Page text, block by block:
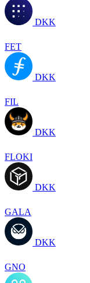
DKK
FET
DKK
FIL
DKK
FLOKI
DKK
GALA
DKK
GNO